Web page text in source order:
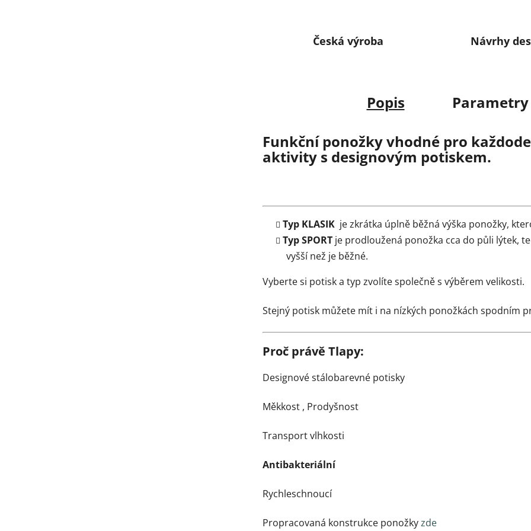
Česká výroba Návrhy
Popis
Parametry
Funkční ponožky vhodné pro
aktivity s designovým potiskem.
Typ KLASIK je zkrátka úplně běžná výška ponožky,
Typ SPORT je prodloužená ponožka cca do půli lýtek,
vyšší než je běžné.
Vyberte si potisk a typ zvolíte společně s výběrem velikosti.
Stejný potisk můžete mít i na nízkých ponožkách spodním
Proč právě Tlapy:
Designové stálobarevné potisky
Měkkost , Prodyšnost
Transport vlhkosti
Antibakteriální
Rychleschnoucí
Propracovaná konstrukce ponožkyzde